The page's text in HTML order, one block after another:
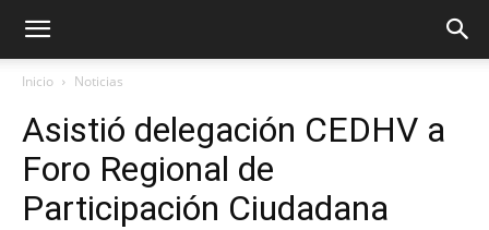
Inicio Noticias
Asistió delegación CEDHV a
Foro Regional de
Participación Ciudadana